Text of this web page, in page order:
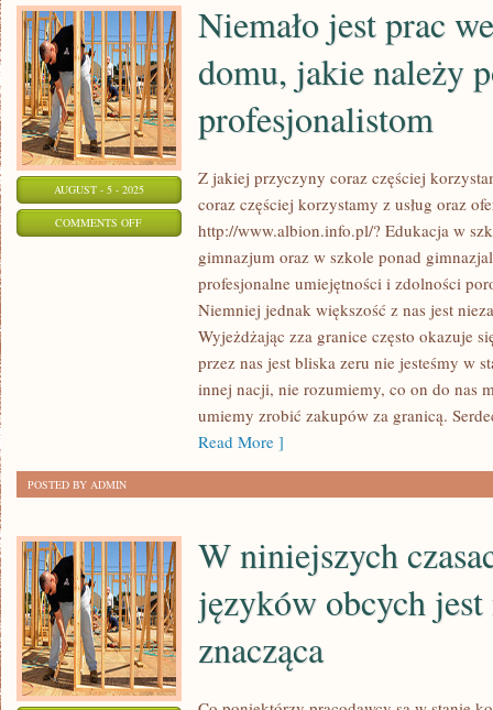
AUGUST - 5 - 2025
COMMENTS OFFON
POWIERZYĆ
PROFESJONALISTOM
Niemało jest prac
domu, jakie należy
profesjonalistom
Z jakiej przyczyny coraz częściej
coraz częściej korzystamy z usług oraz
http://www.albion.info.pl/? Edukacja w
gimnazjum oraz w szkole ponad
profesjonalne umiejętności i zdolności
Niemniej jednak większość z nas jest
Wyjeżdżając zza granice często okazuje
przez nas jest bliska zeru nie jesteśmy w
innej nacji, nie rozumiemy, co on do nas
umiemy zrobić zakupów za granicą.
Read More ]
POSTED BY ADMIN
W niniejszych
języków obcych
znacząca